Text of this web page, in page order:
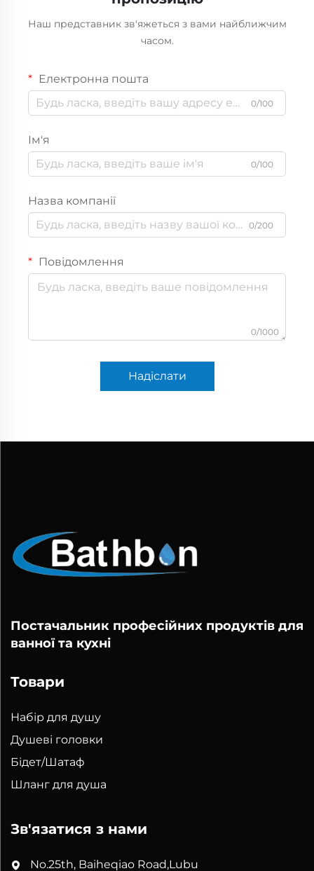
Наш представник зв'яжеться з вами найближчим
часом.
Електронна пошта
0/100
Ім'я
0/100
Назва компанії
0/200
Повідомлення
0/1000
Надіслати
Постачальник професійних продуктів для
ванної та кухні
Товари
Набір для душу
Душеві головки
Бідет/Шатаф
Шланг для душа
Зв'язатися з нами
No.25th, Baiheqiao Road,Lubu